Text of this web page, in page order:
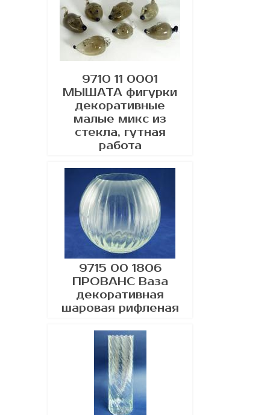
9710 11 0001
МЫШАТА фигурки
декоративные
малые микс из
стекла, гутная
работа
9715 00 1806
ПРОВАНС Ваза
декоративная
шаровая рифленая